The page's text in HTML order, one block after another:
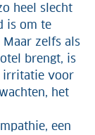
heel slecht
is om te
zelfs als
brengt, is
irritatie voor
het
een